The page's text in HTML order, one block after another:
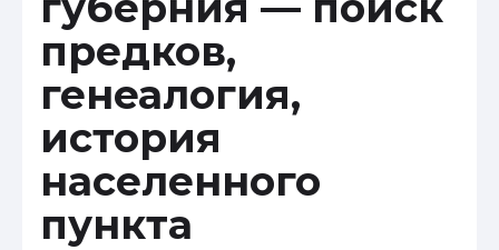
предков,
генеалогия,
история
населенного
пункта